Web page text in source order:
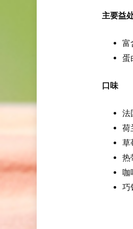
主要益
富
蛋
口味
法
荷
草
热
咖
巧